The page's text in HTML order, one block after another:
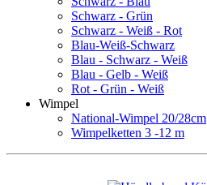
Schwarz - Grün
Schwarz - Weiß - Rot
Blau-Weiß-Schwarz
Blau - Schwarz - Weiß
Blau - Gelb - Weiß
Rot - Grün - Weiß
Wimpel
National-Wimpel 20/28cm
Wimpelketten 3 -12 m